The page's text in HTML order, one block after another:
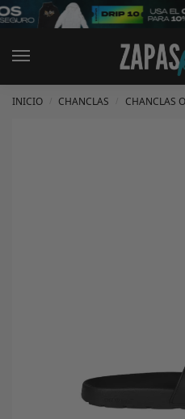
INICIO CHANCLAS CHANCLAS